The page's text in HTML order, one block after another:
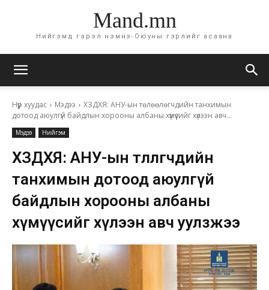
Mand.mn
Нийгэмд гэрэл нэмнэ-Оюуны гэрлийг асаана
Нүүр хуудас Мэдээ
ХЗДХЯ: АНУ-ын төлөөлөгчдийн танхимын
дотоод аюулгүй байдлын хорооны албаны хүмүүсийг хүлээн авч...
Мэдээ Нийгэм
ХЗДХЯ: АНУ-ын төлөөлөгчдийн
танхимын дотоод аюулгүй
байдлын хорооны албаны
хүмүүсийг хүлээн авч уулзжээ